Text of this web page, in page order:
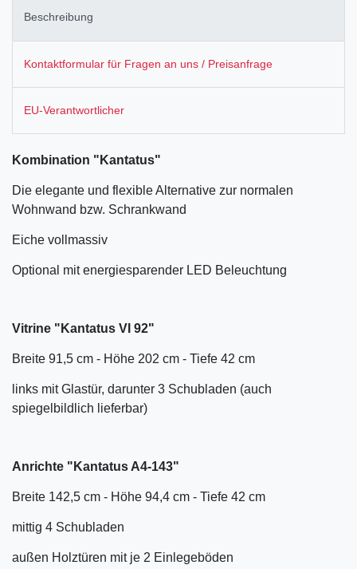
Beschreibung
Kontaktformular für Fragen an uns / Preisanfrage
EU-Verantwortlicher
Kombination "Kantatus"
Die elegante und flexible Alternative zur normalen
Wohnwand bzw. Schrankwand
Eiche vollmassiv
Optional mit energiesparender LED Beleuchtung
Vitrine "Kantatus VI 92"
Breite 91,5 cm - Höhe 202 cm - Tiefe 42 cm
links mit Glastür, darunter 3 Schubladen (auch
spiegelbildlich lieferbar)
Anrichte "Kantatus A4-143"
Breite 142,5 cm - Höhe 94,4 cm - Tiefe 42 cm
mittig 4 Schubladen
außen Holztüren mit je 2 Einlegeböden